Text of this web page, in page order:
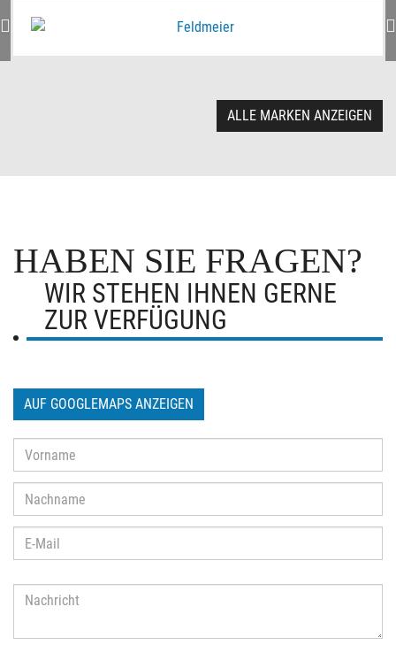
ALLE MARKEN ANZEIGEN
HABEN SIE FRAGEN?
WIR STEHEN IHNEN GERNE
ZUR VERFÜGUNG
AUF GOOGLEMAPS ANZEIGEN